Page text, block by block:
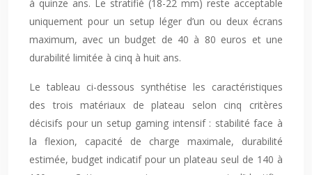
à quinze ans. Le stratifié (18-22 mm) reste acceptable
uniquement pour un setup léger d’un ou deux écrans
maximum, avec un budget de 40 à 80 euros et une
durabilité limitée à cinq à huit ans.
Le tableau ci-dessous synthétise les caractéristiques
des trois matériaux de plateau selon cinq critères
décisifs pour un setup gaming intensif : stabilité face à
la flexion, capacité de charge maximale, durabilité
estimée, budget indicatif pour un plateau seul de 140 à